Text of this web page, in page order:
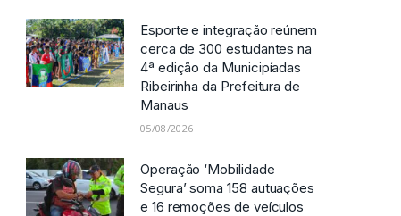
Esporte e integração reúnem
cerca de 300 estudantes na
4ª edição da Municipíadas
Ribeirinha da Prefeitura de
Manaus
05/08/2026
Operação ‘Mobilidade
Segura’ soma 158 autuações
e 16 remoções de veículos